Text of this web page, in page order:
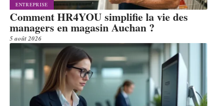
ENTREPRISE
Comment HR4YOU simplifie la vie des
managers en magasin Auchan ?
5 août 2026